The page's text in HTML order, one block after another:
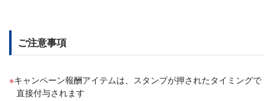
ご注意事項
キャンペーン報酬アイテムは、スタンプが押されたタイミングで
直接付与されます